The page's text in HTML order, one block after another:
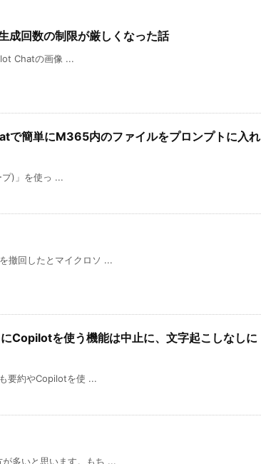
成回数の制限が厳しくなった話
Chatの画像 ...
で簡単にM365内のファイルをプロンプトに入れ
)」を使っ ...
撤回したとマイクロソ ...
Copilotを使う機能は中止に、文字起こしなしに
要約やCopilotを使 ...
多いと思います。もち ...